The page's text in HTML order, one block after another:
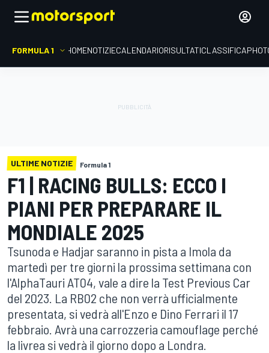
FORMULA 1 HOMENOTIZIECALENDARIORISULTATICLASSIFICA
ULTIME NOTIZIE Formula 1
F1 | RACING BULLS: ECCO I
PIANI PER PREPARARE IL
MONDIALE 2025
Tsunoda e Hadjar saranno in pista a Imola da
martedì per tre giorni la prossima settimana con
l'AlphaTauri AT04, vale a dire la Test Previous Car
del 2023. La RB02 che non verrà ufficialmente
presentata, si vedrà all'Enzo e Dino Ferrari il 17
febbraio. Avrà una carrozzeria camouflage perché
la livrea si vedrà il giorno dopo a Londra.